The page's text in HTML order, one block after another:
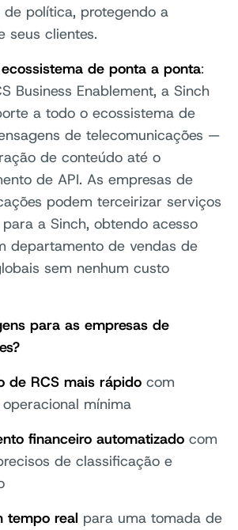
política, protegendo a
seus clientes.
de ponta a ponta:
Business Enablement, a Sinch
a todo o ecossistema de
de telecomunicações —
de conteúdo até o
de API. As empresas de
podem terceirizar serviços
a Sinch, obtendo acesso
departamento de vendas de
sem nenhum custo
para as empresas de
de RCS mais rápido com
mínima
financeiro automatizado com
de classificação e
tempo real para uma tomada de